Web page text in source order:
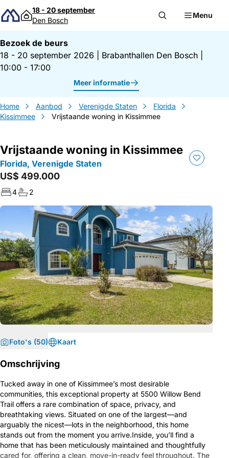
Direct naar inhoud
18 - 20 september
Den Bosch
Menu
Bezoek de beurs
18 - 20 september 2026
Brabanthallen Den Bosch
10:00 - 17:00
Meer informatie
Home Aanbod Verenigde Staten
Florida
Kissimmee
Vrijstaande woning in Kissimmee
Vrijstaande woning in Kissimmee
Florida, Verenigde Staten
US$ 499.000
4 2
Foto's (50) Kaart
Omschrijving
Tucked away in one of Kissimmee’s most desirable
communities, this exceptional property at 5500 Willow Bend
Trail offers a rare combination of space, privacy, and
breathtaking views. Situated on one of the largest—and
arguably the nicest—lots in the neighborhood, this home
stands out from the moment you arrive.Inside, you’ll find a
home that has been meticulously maintained and thoughtfully
cared for, offering a clean, move-in-ready feel throughout. The